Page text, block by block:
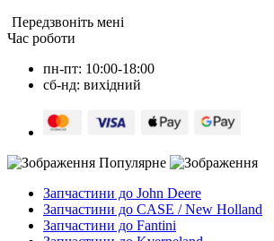
Передзвоніть мені
Час роботи
пн-пт: 10:00-18:00
сб-нд: вихідний
Популярне
Запчастини до John Deere
Запчастини до CASE / New Holland
Запчастини до Fantini